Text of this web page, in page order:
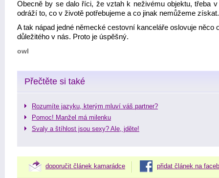
Obecně by se dalo říci, že vztah k neživému objektu, třeba
odráží to, co v životě potřebujeme a co jinak nemůžeme získat.
A tak nápad jedné německé cestovní kanceláře oslovuje něco
důležitého v nás. Proto je úspěšný.
owl
Přečtěte si také
Rozumíte jazyku, kterým mluví váš partner?
Pomoc! Manžel má milenku
Svaly a štíhlost jsou sexy? Ale, jděte!
doporučit článek kamarádce přidat článek na